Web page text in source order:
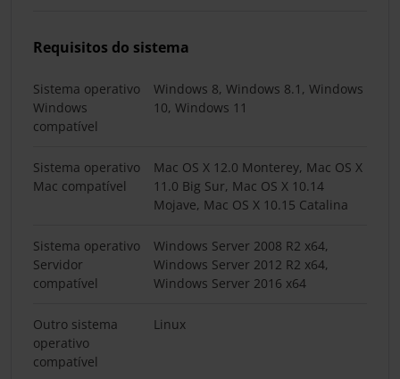
Requisitos do sistema
Sistema operativo
Windows
compatível
Windows 8, Windows 8.1, Windows
10, Windows 11
Sistema operativo
Mac compatível
Mac OS X 12.0 Monterey, Mac OS X
11.0 Big Sur, Mac OS X 10.14
Mojave, Mac OS X 10.15 Catalina
Sistema operativo
Servidor
compatível
Windows Server 2008 R2 x64,
Windows Server 2012 R2 x64,
Windows Server 2016 x64
Outro sistema
operativo
compatível
Linux